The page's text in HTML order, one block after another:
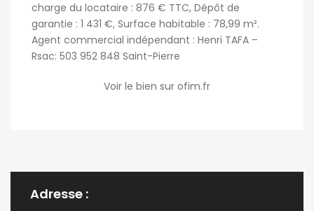
charge du locataire : 876 € TTC, Dépôt de
garantie : 1 431 €, Surface habitable : 78,99 m².
Agent commercial indépendant : Henri TAFA –
Rsac: 503 952 848 Saint-Pierre
Voir le bien sur ofim.fr
Adresse :